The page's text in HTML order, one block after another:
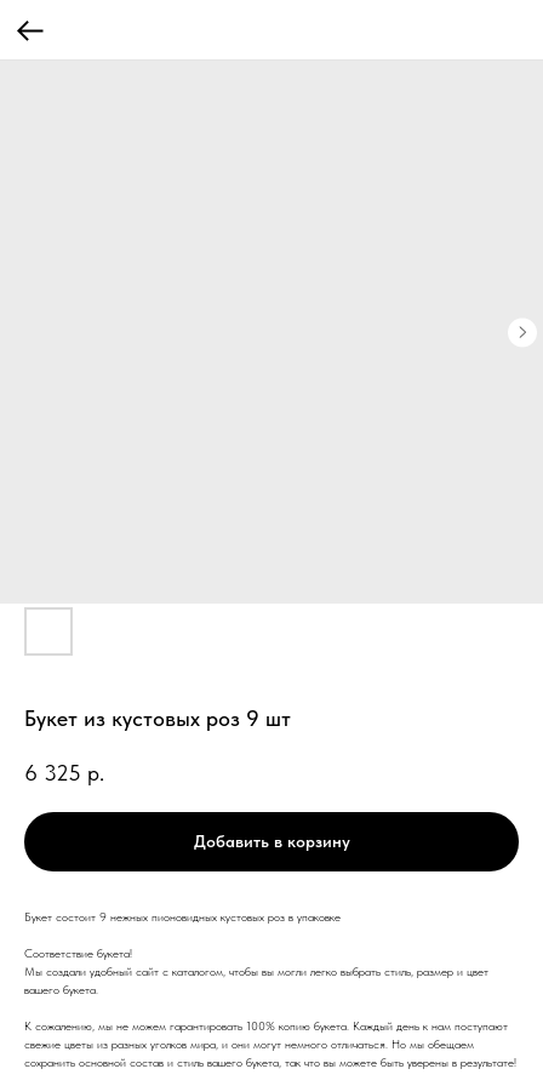
Букет из кустовых роз 9 шт
6 325 р.
Добавить в корзину
Букет состоит 9 нежных пионовидных кустовых роз в упаковке
Соответствие букета!
Мы создали удобный сайт с каталогом, чтобы вы могли легко выбрать стиль, размер и цвет
вашего букета.
К сожалению, мы не можем гарантировать 100% копию букета. Каждый день к нам поступают
свежие цветы из разных уголков мира, и они могут немного отличаться. Но мы обещаем
сохранить основной состав и стиль вашего букета, так что вы можете быть уверены в результате!